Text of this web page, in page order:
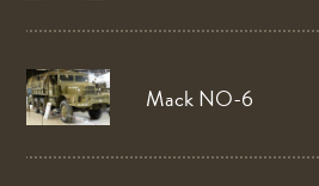
Mack NO-6